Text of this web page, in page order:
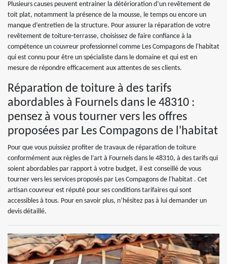
Plusieurs causes peuvent entrainer la détérioration d’un revêtement de
toit plat, notamment la présence de la mousse, le temps ou encore un
manque d’entretien de la structure. Pour assurer la réparation de votre
revêtement de toiture-terrasse, choisissez de faire confiance à la
compétence un couvreur professionnel comme Les Compagons de l'habitat
qui est connu pour être un spécialiste dans le domaine et qui est en
mesure de répondre efficacement aux attentes de ses clients.
Réparation de toiture à des tarifs
abordables à Fournels dans le 48310 :
pensez à vous tourner vers les offres
proposées par Les Compagons de l'habitat
Pour que vous puissiez profiter de travaux de réparation de toiture
conformément aux règles de l’art à Fournels dans le 48310, à des tarifs qui
soient abordables par rapport à votre budget, il est conseillé de vous
tourner vers les services proposés par Les Compagons de l'habitat . Cet
artisan couvreur est réputé pour ses conditions tarifaires qui sont
accessibles à tous. Pour en savoir plus, n’hésitez pas à lui demander un
devis détaillé.